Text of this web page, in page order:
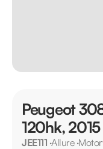
Peugeot
120hk, 2015
JEE111 ·Allure·